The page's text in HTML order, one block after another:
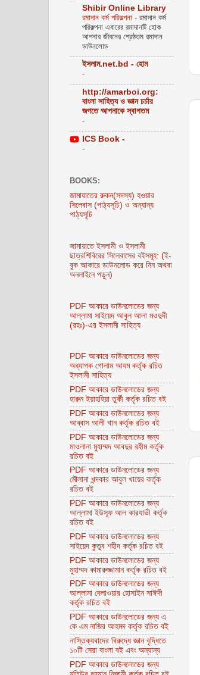
Shibir Online Library
রমাদান কর্ম পরিকল্পনা - রমাদান কর্ম
পরিকল্পনা এবারের রমাদানটি হোক
আপনার জীবনের শ্রেষ্ঠতম রমাদান
ডাউনলোড
ইসলাম.net.bd - হোম
-
http://amarboi.org:
বাংলা সাহিত্য ও জ্ঞান চর্চার
জগতে আপনাকে স্বাগতম
-
ICS Book -
-
BOOKS:
জামায়াতের রুকন(সদস্য) হওয়ার
সিলেবাস (পাঠ্যসূচি) ও অন্যান্য
পাঠ্যসূচি
জামায়াতে ইসলামী ও ইসলামী
ছাত্রশিবিরের সিলেবাসের বইসমূহ: (ই-
বুক আকারে ডাউনলোড করে নিন অথবা
অনলাইনে পড়ুন)
PDF আকারে ডাউনলোডের জন্য
আল্লামা সাইয়েদ আবুল আলা মওদুদী
(রহঃ)-এর ইসলামী সাহিত্য
PDF আকারে ডাউনলোডের জন্য
অধ্যাপক গোলাম আযম কর্তৃক রচিত
ইসলামী সাহিত্য
PDF আকারে ডাউনলোডের জন্য
হারুন ইয়াহহিয়া তুর্কী কর্তৃক রচিত বই
PDF আকারে ডাউনলোডের জন্য
আব্বাস আলী খান কর্তৃক রচিত বই
PDF আকারে ডাউনলোডের জন্য
মাওলানা মুহাম্মদ আবদুর রহীম কর্তৃক
রচিত বই
PDF আকারে ডাউনলোডের জন্য
মৌলানা খন্দকার আবুল খায়ের কর্তৃক
রচিত বই
PDF আকারে ডাউনলোডের জন্য
আল্লামা ইউসূফ আল কারযাভী কর্তৃক
রচিত বই
PDF আকারে ডাউনলোডের জন্য
সাইয়েদ কুতুব শহীদ কর্তৃক রচিত বই
PDF আকারে ডাউনলোডের জন্য
মুহাম্মদ কামারুজ্জামান কর্তৃক রচিত বই
PDF আকারে ডাউনলোডের জন্য
আল্লামা দেলাওয়ার হোসাইন সাঈদী
কর্তৃক রচিত বই
PDF আকারে ডাউনলোডের জন্য এ
কে এম নাজির আহমদ কর্তৃক রচিত বই
নাস্তিক্যবাদের বিরুদ্ধে জ্ঞান বৃদ্ধিতে
১০টি সেরা বাংলা বই এবং অন্যান্য
PDF আকারে ডাউনলোডের জন্য